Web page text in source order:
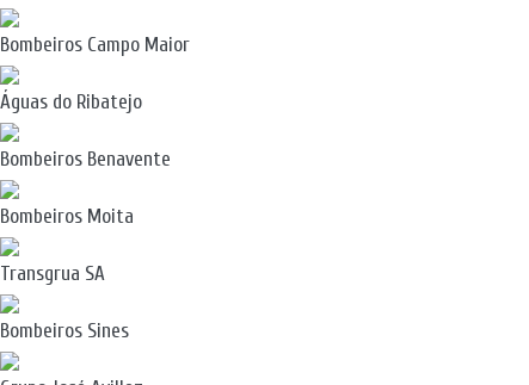
Bombeiros Campo Maior
Águas do Ribatejo
Bombeiros Benavente
Bombeiros Moita
Transgrua SA
Bombeiros Sines